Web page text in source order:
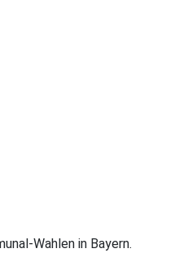
Wahlen in Bayern.